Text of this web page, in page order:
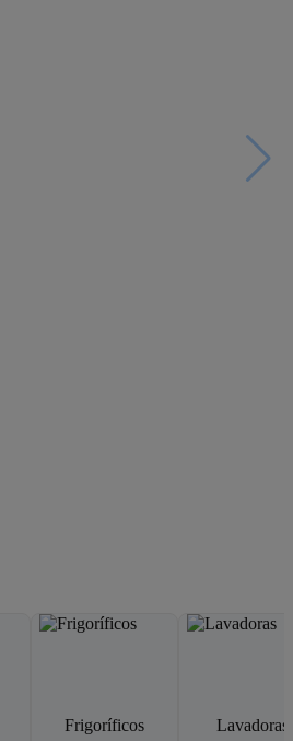
Frigoríficos Lavadoras